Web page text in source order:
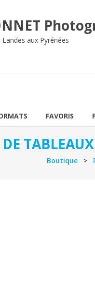
aux Pyrénées
FAVORIS
Boutique>